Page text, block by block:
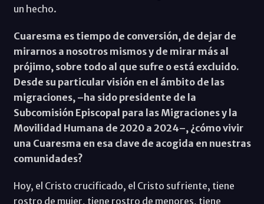
un hecho.
Cuaresma es tiempo de conversión, de dejar de
mirarnos a nosotros mismos y de mirar más al
prójimo, sobre todo al que sufre o está excluido.
Desde su particular visión en el ámbito de las
migraciones, –ha sido presidente de la
Subcomisión Episcopal para las Migraciones y la
Movilidad Humana de 2020 a 2024–, ¿cómo vivir
una Cuaresma en esa clave de acogida en nuestras
comunidades?
Hoy, el Cristo crucificado, el Cristo sufriente, tiene
rostro de mujer, tiene rostro de menores, tiene